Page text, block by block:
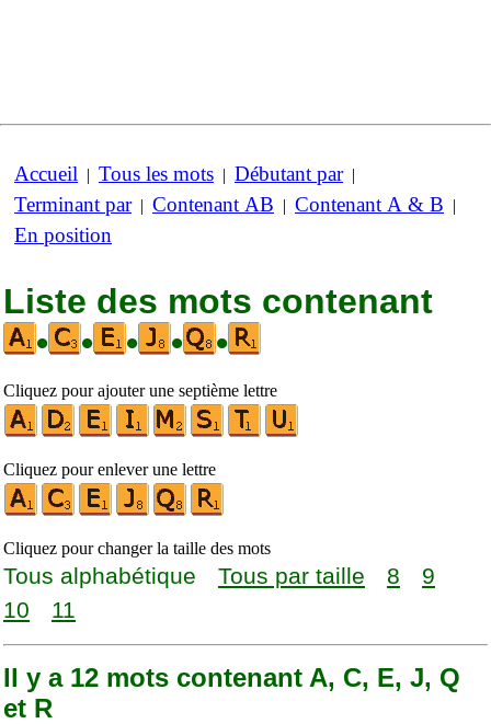
Accueil | Tous les mots | Débutant par|
Terminant par| Contenant AB | Contenant A & B |
En position
Liste des mots contenant
•
• • • •
Cliquez pour ajouter une septième lettre
Cliquez pour enlever une lettre
Cliquez pour changer la taille des mots
Tous alphabétique Tous par taille 8
9
10
11
Il y a 12 mots contenant A, C, E, J, Q
et R